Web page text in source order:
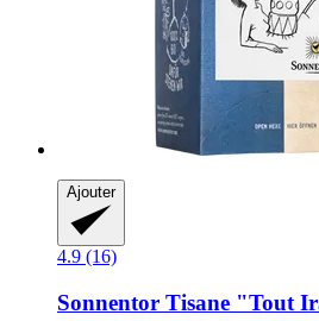
Ajouter
4.9 (16)
Sonnentor Tisane "Tout